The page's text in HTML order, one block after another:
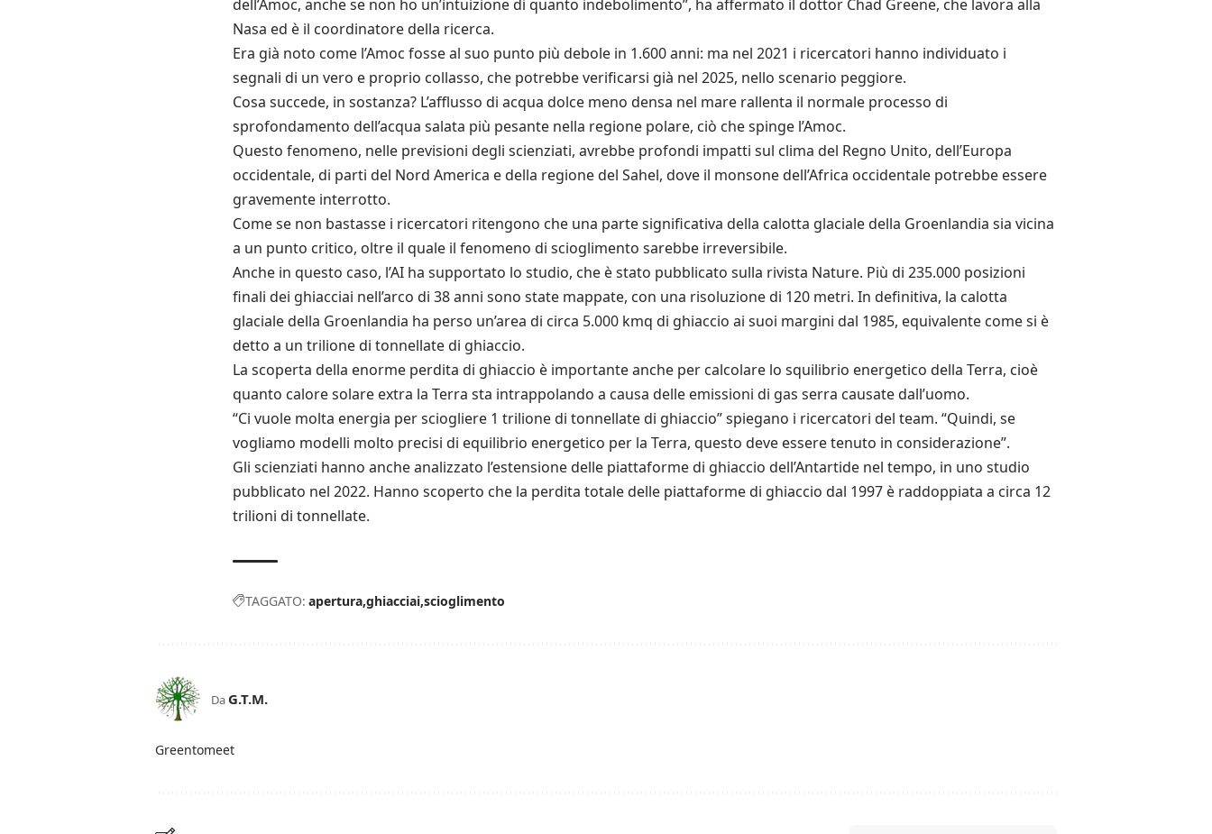
dell’Amoc, anche se non ho un’intuizione di quanto indebolimento”, ha affermato il dottor Chad Greene, che lavora alla
Nasa ed è il coordinatore della ricerca.
Era già noto come l’Amoc fosse al suo punto più debole in 1.600 anni: ma nel 2021 i ricercatori hanno individuato i
segnali di un vero e proprio collasso, che potrebbe verificarsi già nel 2025, nello scenario peggiore.
Cosa succede, in sostanza? L’afflusso di acqua dolce meno densa nel mare rallenta il normale processo di
sprofondamento dell’acqua salata più pesante nella regione polare, ciò che spinge l’Amoc.
Questo fenomeno, nelle previsioni degli scienziati, avrebbe profondi impatti sul clima del Regno Unito, dell’Europa
occidentale, di parti del Nord America e della regione del Sahel, dove il monsone dell’Africa occidentale potrebbe essere
gravemente interrotto.
Come se non bastasse i ricercatori ritengono che una parte significativa della calotta glaciale della Groenlandia sia vicina
a un punto critico, oltre il quale il fenomeno di scioglimento sarebbe irreversibile.
Anche in questo caso, l’AI ha supportato lo studio, che è stato pubblicato sulla rivista Nature. Più di 235.000 posizioni
finali dei ghiacciai nell’arco di 38 anni sono state mappate, con una risoluzione di 120 metri. In definitiva, la calotta
glaciale della Groenlandia ha perso un’area di circa 5.000 kmq di ghiaccio ai suoi margini dal 1985, equivalente come si è
detto a un trilione di tonnellate di ghiaccio.
La scoperta della enorme perdita di ghiaccio è importante anche per calcolare lo squilibrio energetico della Terra, cioè
quanto calore solare extra la Terra sta intrappolando a causa delle emissioni di gas serra causate dall’uomo.
“Ci vuole molta energia per sciogliere 1 trilione di tonnellate di ghiaccio” spiegano i ricercatori del team. “Quindi, se
vogliamo modelli molto precisi di equilibrio energetico per la Terra, questo deve essere tenuto in considerazione”.
Gli scienziati hanno anche analizzato l’estensione delle piattaforme di ghiaccio dell’Antartide nel tempo, in uno studio
pubblicato nel 2022. Hanno scoperto che la perdita totale delle piattaforme di ghiaccio dal 1997 è raddoppiata a circa 12
trilioni di tonnellate.
TAGGATO: apertura ghiacciai scioglimento
Da G.T.M.
Greentomeet